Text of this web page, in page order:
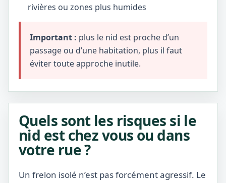
rivières ou zones plus humides
Important : plus le nid est proche d’un
passage ou d’une habitation, plus il faut
éviter toute approche inutile.
Quels sont les risques si le
nid est chez vous ou dans
votre rue ?
Un frelon isolé n’est pas forcément agressif. Le